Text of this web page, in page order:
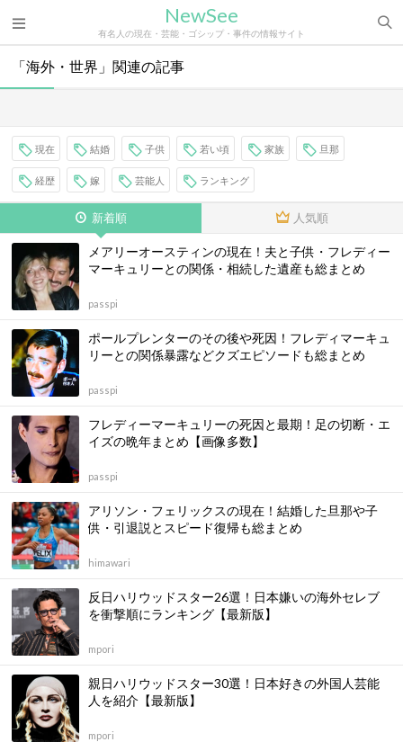
NewSee
有名人の現在・芸能・ゴシップ・事件の情報サイト
「海外・世界」関連の記事
現在 結婚 子供 若い頃 家族 旦那
経歴 嫁 芸能人 ランキング
新着順 人気順
メアリーオースティンの現在！夫と子供・フレディー
マーキュリーとの関係・相続した遺産も総まとめ
passpi
ポールプレンターのその後や死因！フレディマーキュ
リーとの関係暴露などクズエピソードも総まとめ
passpi
フレディーマーキュリーの死因と最期！足の切断・エ
イズの晩年まとめ【画像多数】
passpi
アリソン・フェリックスの現在！結婚した旦那や子
供・引退説とスピード復帰も総まとめ
himawari
反日ハリウッドスター26選！日本嫌いの海外セレブ
を衝撃順にランキング【最新版】
mpori
親日ハリウッドスター30選！日本好きの外国人芸能
人を紹介【最新版】
mpori